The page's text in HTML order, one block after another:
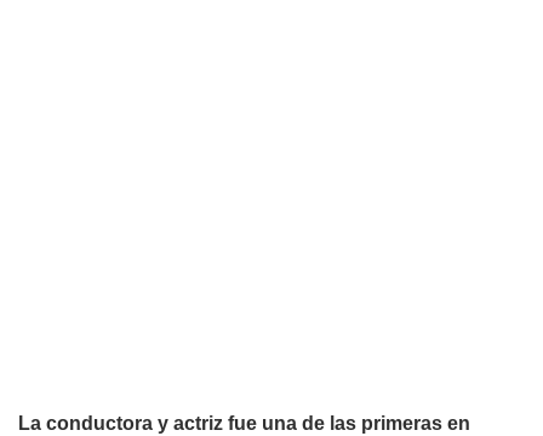
La conductora y actriz fue una de las primeras en